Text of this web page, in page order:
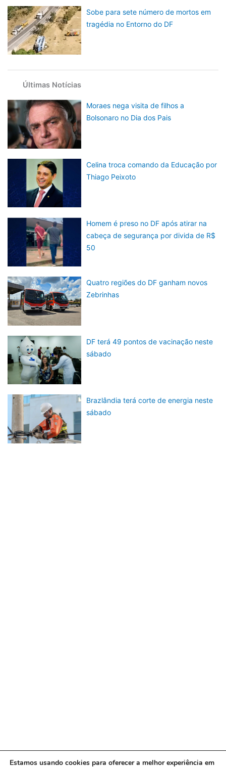
Sobe para sete número de mortos em
tragédia no Entorno do DF
Últimas Notícias
Moraes nega visita de filhos a
Bolsonaro no Dia dos Pais
Celina troca comando da Educação por
Thiago Peixoto
Homem é preso no DF após atirar na
cabeça de segurança por divida de R$
50
Quatro regiões do DF ganham novos
Zebrinhas
DF terá 49 pontos de vacinação neste
sábado
Brazlândia terá corte de energia neste
sábado
Estamos usando cookies para oferecer a melhor experiência em